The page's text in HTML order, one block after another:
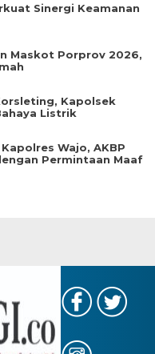
Sinergi Keamanan
Maskot Porprov 2026,
Kapolsek
Listrik
Wajo, AKBP
Permintaan Maaf